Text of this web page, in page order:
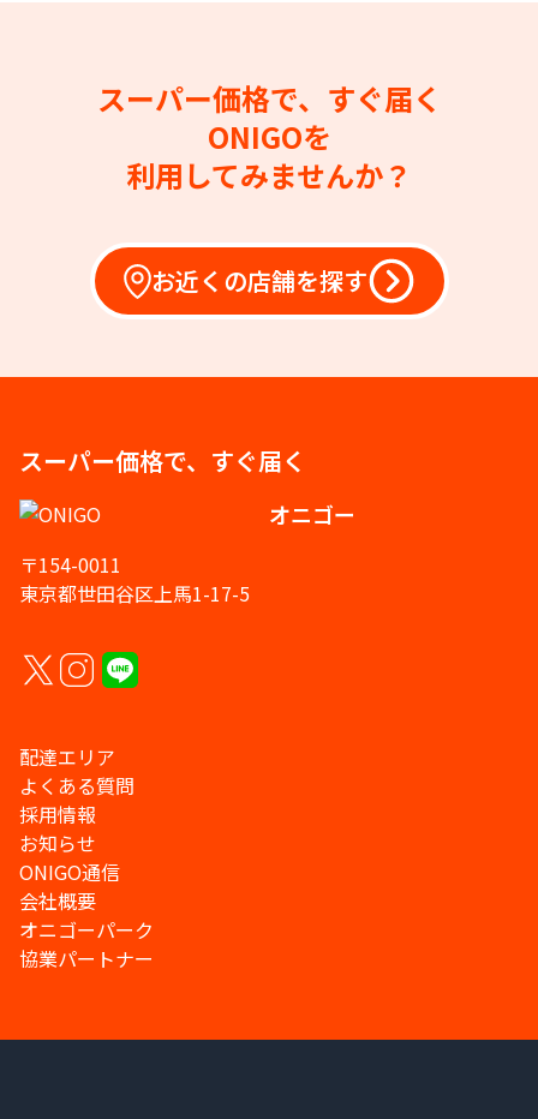
スーパー価格で、すぐ届く
ONIGOを
利用してみませんか？
お近くの店舗を探す
スーパー価格で、すぐ届く
オニゴー
〒154-0011
東京都世田谷区上馬1-17-5
配達エリア
よくある質問
採用情報
お知らせ
ONIGO通信
会社概要
オニゴーパーク
協業パートナー